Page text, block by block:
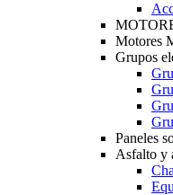
Motores
Grupos
Paneles
Asfalto y